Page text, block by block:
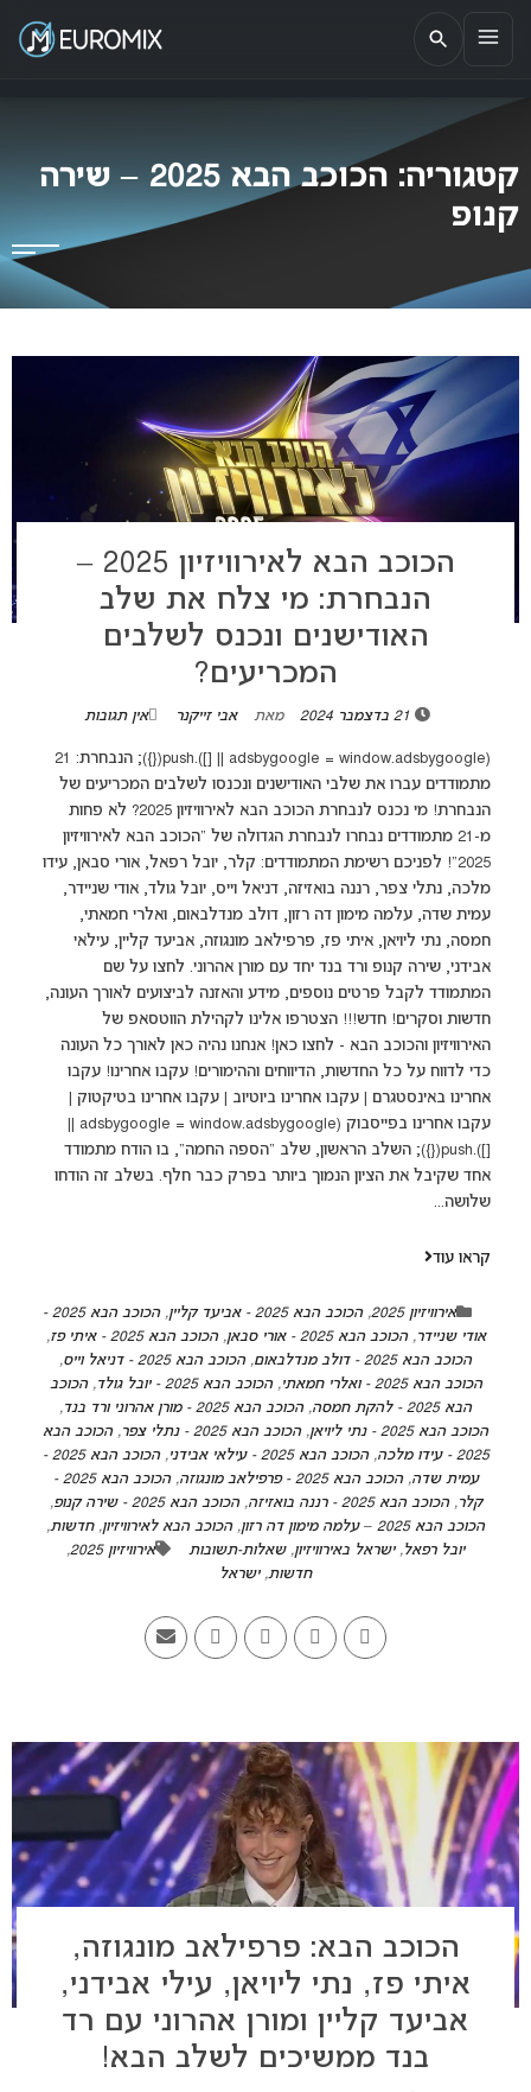
EUROMIX
אתר הבית של האירוויזיון בישראל
קטגוריה:
הכוכב הבא 2025 – שירה
קנופ
הכוכב הבא לאירוויזיון 2025 –
הנבחרת: מי צלח את שלב
האודישנים ונכנס לשלבים
המכריעים?
מאת אבי זייקנר אין תגובות
(adsbygoogle = window.adsbygoogle || []).push({}); הנבחרת: 21
מתמודדים עברו את שלבי האודישנים ונכנסו לשלבים המכריעים של
הנבחרת! מי נכנס לנבחרת הכוכב הבא לאירוויזיון 2025? לא פחות
מ-21 מתמודדים נבחרו לנבחרת הגדולה של "הכוכב הבא לאירוויזיון
2025"! לפניכם רשימת המתמודדים: קלר, יובל רפאל, אורי סבאן, עידו
מלכה, נתלי צפר, רננה בואזיזה, דניאל וייס, יובל גולד, אודי שניידר,
עמית שדה, עלמה מימון דה רזון, דולב מנדלבאום, ואלרי חמאתי,
חמסה, נתי ליויאן, איתי פז, פרפילאב מונגוזה, אביעד קליין, עילאי
אבידני, שירה קנופ ורד בנד יחד עם מורן אהרוני. לחצו על שם
המתמודד לקבל פרטים נוספים, מידע והאזנה לביצועים לאורך העונה,
חדשות וסקרים! חדש!!! הצטרפו אלינו לקהילת הווטסאפ של
האירוויזיון והכוכב הבא - לחצו כאן! אנחנו נהיה כאן לאורך כל העונה
כדי לדווח על כל החדשות, הדיווחים וההימורים! עקבו אחרינו! עקבו
אחרינו באינסטגרם | עקבו אחרינו ביוטיוב | עקבו אחרינו בטיקטוק |
עקבו אחרינו בפייסבוק (adsbygoogle = window.adsbygoogle ||
[]).push({}); השלב הראשון, שלב "הספה החמה", בו הודח מתמודד
אחד שקיבל את הציון הנמוך ביותר בפרק כבר חלף. בשלב זה הודחו
שלושה...
קראו עוד
אירוויזיון 2025 ,הכוכב הבא 2025 - אביעד קליין ,
הכוכב הבא 2025 -
אודי שניידר,הכוכב הבא 2025 - אורי סבאן ,הכוכב הבא 2025 - איתי פז
,
הכוכב הבא 2025 - דולב מנדלבאום
,הכוכב הבא 2025 - דניאל וייס
,
הכוכב הבא 2025 - ואלרי חמאתי
,הכוכב הבא 2025 - יובל גולד ,הכוכב
הבא 2025 - להקת חמסה
,הכוכב הבא 2025 - מורן אהרוני ורד בנד
,
הכוכב הבא 2025 - נתי ליויאן
,הכוכב הבא 2025 - נתלי צפר ,הכוכב הבא
2025 - עידו מלכה
,הכוכב הבא 2025 - עילאי אבידני ,
הכוכב הבא 2025 -
עמית שדה,הכוכב הבא 2025 - פרפילאב מונגוזה ,
הכוכב הבא 2025 -
קלר,הכוכב הבא 2025 - רננה בואזיזה ,הכוכב הבא 2025 - שירה קנופ
,
הכוכב הבא 2025 – עלמה מימון דה רזון
,הכוכב הבא לאירוויזיון,חדשות,
יובל רפאל,ישראל באירוויזיון,שאלות-תשובות אירוויזיון 2025
,
חדשות,ישראל
הכוכב הבא: פרפילאב מונגוזה,
איתי פז, נתי ליויאן, עילי אבידני,
אביעד קליין ומורן אהרוני עם רד
בנד ממשיכים לשלב הבא!